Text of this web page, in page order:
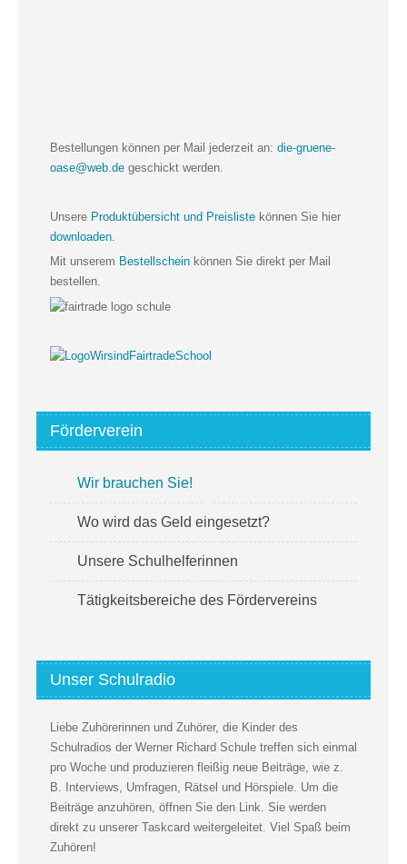
Bestellungen können per Mail jederzeit an: die-gruene-
oase@web.de geschickt werden.
Unsere Produktübersicht und Preisliste können Sie hier
downloaden.
Mit unserem Bestellschein können Sie direkt per Mail
bestellen.
Förderverein
Wir brauchen Sie!
Wo wird das Geld eingesetzt?
Unsere Schulhelferinnen
Tätigkeitsbereiche des Fördervereins
Unser Schulradio
Liebe Zuhörerinnen und Zuhörer, die Kinder des
Schulradios der Werner Richard Schule treffen sich einmal
pro Woche und produzieren fleißig neue Beiträge, wie z.
B. Interviews, Umfragen, Rätsel und Hörspiele. Um die
Beiträge anzuhören, öffnen Sie den Link. Sie werden
direkt zu unserer Taskcard weitergeleitet. Viel Spaß beim
Zuhören!